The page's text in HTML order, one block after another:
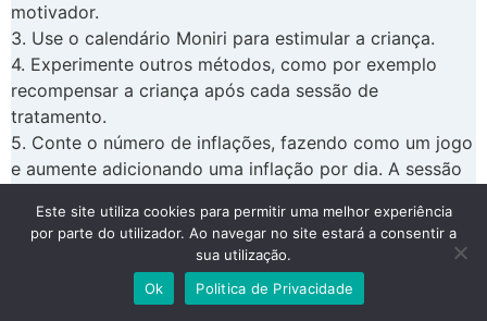
motivador.
3. Use o calendário Moniri para estimular a criança.
4. Experimente outros métodos, como por exemplo
recompensar a criança após cada sessão de
tratamento.
5. Conte o número de inflações, fazendo como um jogo
e aumente adicionando uma inflação por dia. A sessão
sua coragem
6. Se nenhuma das opções acima funcionar, a operação
é a última opção
Pensar que em caso de cirurgia é importante
Este site utiliza cookies para permitir uma melhor experiência
por parte do utilizador. Ao navegar no site estará a consentir a
sua utilização.
Ok
Politica de Privacidade